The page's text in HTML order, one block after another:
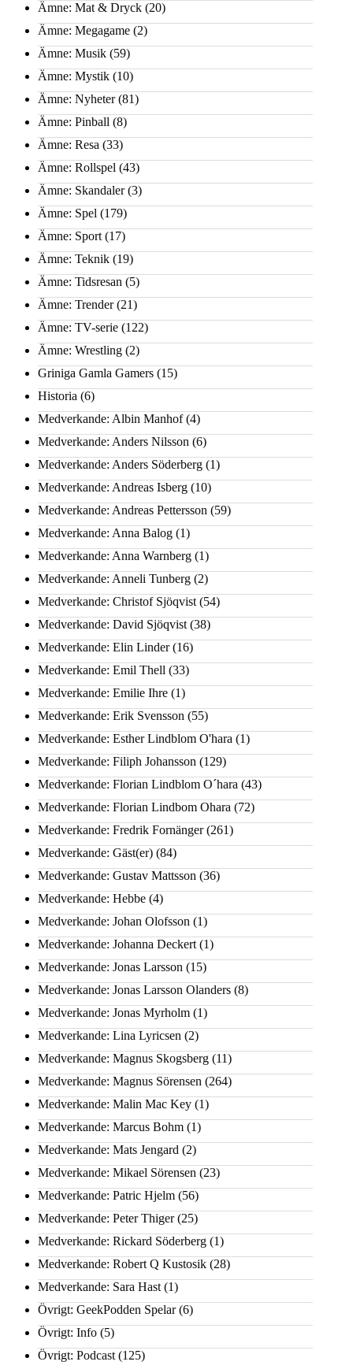
Ämne: Mat & Dryck (20)
Ämne: Megagame (2)
Ämne: Musik (59)
Ämne: Mystik (10)
Ämne: Nyheter(81)
Ämne: Pinball (8)
Ämne: Resa (33)
Ämne: Rollspel (43)
Ämne: Skandaler(3)
Ämne: Spel (179)
Ämne: Sport (17)
Ämne: Teknik (19)
Ämne: Tidsresan (5)
Ämne: Trender(21)
Ämne: TV-serie (122)
Ämne: Wrestling (2)
Griniga Gamla Gamers (15)
Historia (6)
Medverkande: Albin Manhof(4)
Medverkande: Anders Nilsson (6)
Medverkande: Anders Söderberg (1)
Medverkande: Andreas Isberg (10)
Medverkande: Andreas Pettersson (59)
Medverkande: Anna Balog (1)
Medverkande: Anna Warnberg (1)
Medverkande: Anneli Tunberg (2)
Medverkande: Christof Sjöqvist (54)
Medverkande: David Sjöqvist (38)
Medverkande: Elin Linder(16)
Medverkande: Emil Thell (33)
Medverkande: Emilie Ihre (1)
Medverkande: Erik Svensson (55)
Medverkande: Esther Lindblom O'hara (1)
Medverkande: Filiph Johansson (129)
Medverkande: Florian Lindblom O´hara (43)
Medverkande: Florian Lindbom Ohara (72)
Medverkande: Fredrik Fornänger(261)
Medverkande: Gäst(er) (84)
Medverkande: Gustav Mattsson (36)
Medverkande: Hebbe (4)
Medverkande: Johan Olofsson (1)
Medverkande: Johanna Deckert (1)
Medverkande: Jonas Larsson (15)
Medverkande: Jonas Larsson Olanders (8)
Medverkande: Jonas Myrholm (1)
Medverkande: Lina Lyricsen (2)
Medverkande: Magnus Skogsberg (11)
Medverkande: Magnus Sörensen (264)
Medverkande: Malin Mac Key (1)
Medverkande: Marcus Bohm (1)
Medverkande: Mats Jengard (2)
Medverkande: Mikael Sörensen (23)
Medverkande: Patric Hjelm (56)
Medverkande: Peter Thiger(25)
Medverkande: Rickard Söderberg (1)
Medverkande: Robert Q Kustosik (28)
Medverkande: Sara Hast (1)
Övrigt: GeekPodden Spelar(6)
Övrigt: Info (5)
Övrigt: Podcast (125)